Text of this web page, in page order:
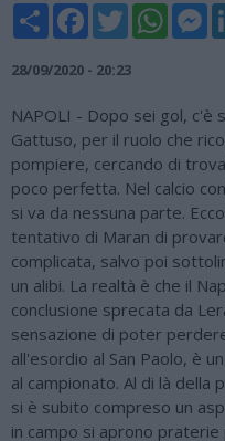
Share FacebookTwitter
28/09/2020 - 20:23
NAPOLI - Dopo sei gol, c'è
Gattuso, per il ruolo che
pompiere, cercando di
poco perfetta. Nel calcio
si va da nessuna parte.
tentativo di Maran di
complicata, salvo poi
un alibi. La realtà è che il
conclusione sprecata da
sensazione di poter
all'esordio al San Paolo, è
al campionato. Al di là della
si è subito compreso un
in campo si aprono